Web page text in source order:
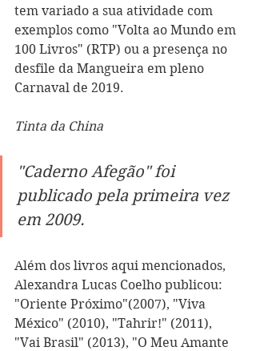
tem variado a sua atividade com
exemplos como "Volta ao Mundo em
100 Livros" (RTP) ou a presença no
desfile da Mangueira em pleno
Carnaval de 2019.
Tinta da China
"Caderno Afegão" foi
publicado pela primeira vez
em 2009.
Além dos livros aqui mencionados,
Alexandra Lucas Coelho publicou:
"Oriente Próximo"(2007), "Viva
México" (2010), "Tahrir!" (2011),
"Vai Brasil" (2013), "O Meu Amante